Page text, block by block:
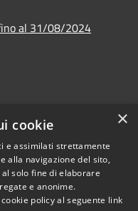
al 31/08/2024
© 2026 • Comune di
Orvieto • Powered by
×
cookie
e assimilati strettamente
alla navigazione del sito,
solo fine di elaborare
e anonime.
policy al seguente link